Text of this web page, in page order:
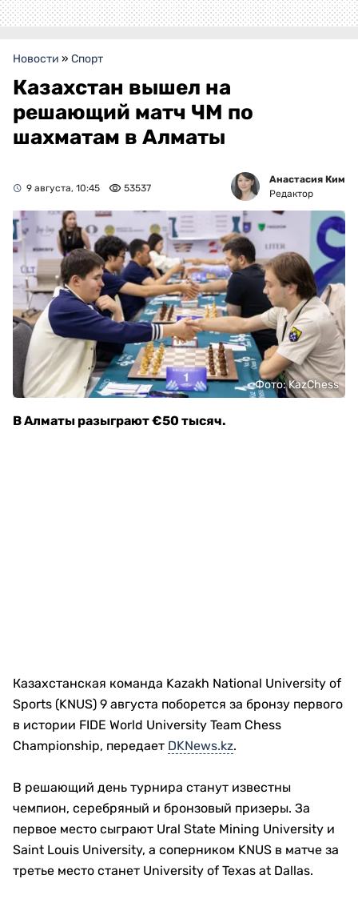
Новости » Спорт
Казахстан вышел на
решающий матч ЧМ по
шахматам в Алматы
9 августа, 10:45 53537
Анастасия Ким
Редактор
Фото: KazChess
В Алматы разыграют €50 тысяч.
Казахстанская команда Kazakh National University of
Sports (KNUS) 9 августа поборется за бронзу первого
в истории FIDE World University Team Chess
Championship, передает DKNews.kz.
В решающий день турнира станут известны
чемпион, серебряный и бронзовый призеры. За
первое место сыграют Ural State Mining University и
Saint Louis University, а соперником KNUS в матче за
третье место станет University of Texas at Dallas.